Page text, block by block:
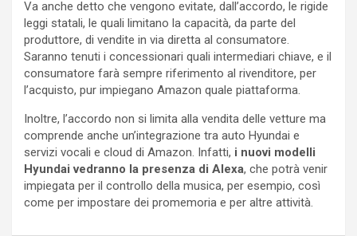
Va anche detto che vengono evitate, dall’accordo, le rigide
leggi statali, le quali limitano la capacità, da parte del
produttore, di vendite in via diretta al consumatore.
Saranno tenuti i concessionari quali intermediari chiave, e il
consumatore farà sempre riferimento al rivenditore, per
l’acquisto, pur impiegano Amazon quale piattaforma.
Inoltre, l’accordo non si limita alla vendita delle vetture ma
comprende anche un’integrazione tra auto Hyundai e
servizi vocali e cloud di Amazon. Infatti, i nuovi modelli
Hyundai vedranno la presenza di Alexa, che potrà venir
impiegata per il controllo della musica, per esempio, così
come per impostare dei promemoria e per altre attività.